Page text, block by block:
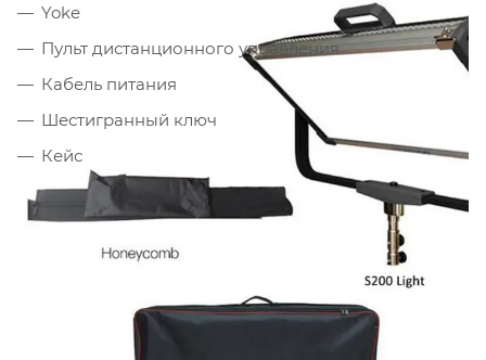
Yoke
Пульт дистанционного управления
Кабель питания
Шестигранный ключ
Кейс